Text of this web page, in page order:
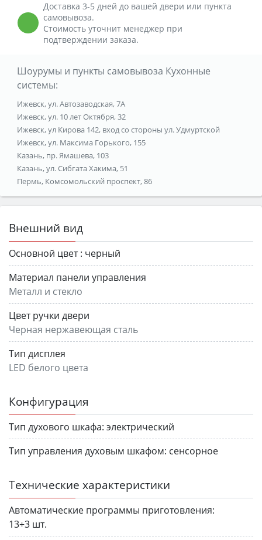
Доставка 3-5 дней до вашей двери или пункта
самовывоза.
Стоимость уточнит менеджер при
подтверждении заказа.
Шоурумы и пункты самовывоза Кухонные
системы:
Ижевск, ул. Автозаводская, 7А
Ижевск, ул. 10 лет Октября, 32
Ижевск, ул Кирова 142, вход со стороны ул. Удмуртской
Ижевск, ул. Максима Горького, 155
Казань, пр. Ямашева, 103
Казань, ул. Сибгата Хакима, 51
Пермь, Комсомольский проспект, 86
Внешний вид
Основной цвет : черный
Материал панели управления
Металл и стекло
Цвет ручки двери
Черная нержавеющая сталь
Тип дисплея
LED белого цвета
Конфигурация
Тип духового шкафа: электрический
Тип управления духовым шкафом: сенсорное
Технические характеристики
Автоматические программы приготовления:
13+3 шт.